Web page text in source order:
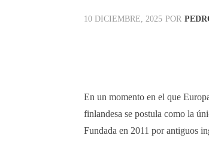
10 DICIEMBRE, 2025 POR
En un momento en el que
finlandesa se postula como la
Fundada en 2011 por antiguos